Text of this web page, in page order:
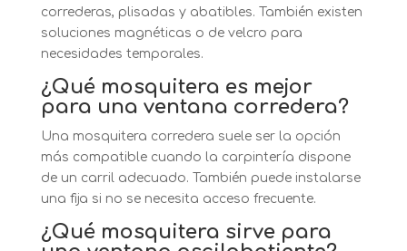
correderas, plisadas y abatibles. También existen
soluciones magnéticas o de velcro para
necesidades temporales.
¿Qué mosquitera es mejor
para una ventana corredera?
Una mosquitera corredera suele ser la opción
más compatible cuando la carpintería dispone
de un carril adecuado. También puede instalarse
una fija si no se necesita acceso frecuente.
¿Qué mosquitera sirve para